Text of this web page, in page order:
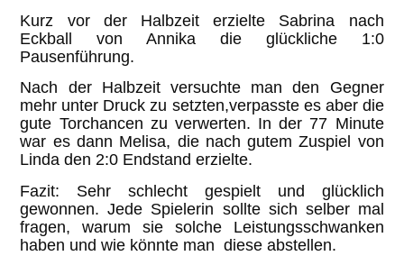
Kurz vor der Halbzeit erzielte Sabrina nach
Eckball von Annika die glückliche 1:0
Pausenführung.
Nach der Halbzeit versuchte man den Gegner
mehr unter Druck zu setzten,verpasste es aber die
gute Torchancen zu verwerten. In der 77 Minute
war es dann Melisa, die nach gutem Zuspiel von
Linda den 2:0 Endstand erzielte.
Fazit: Sehr schlecht gespielt und glücklich
gewonnen. Jede Spielerin sollte sich selber mal
fragen, warum sie solche Leistungsschwanken
haben und wie könnte man diese abstellen.